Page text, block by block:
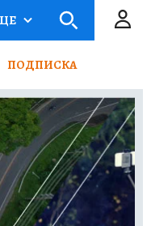
ПОДПИСКА